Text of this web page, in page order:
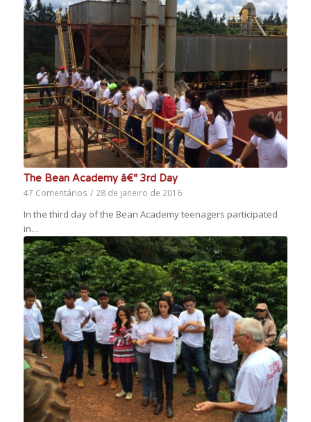
The Bean Academy â€“ 3rd Day
47 Comentários / 28 de janeiro de 2016
In the third day of the Bean Academy teenagers participated
in…